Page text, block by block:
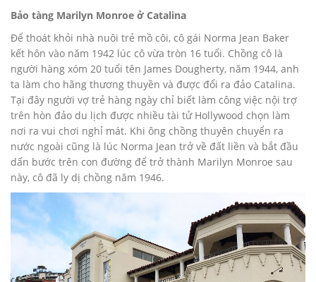
Bảo tàng Marilyn Monroe ở Catalina
Ðể thoát khỏi nhà nuôi trẻ mồ côi, cô gái Norma Jean Baker
kết hôn vào năm 1942 lúc cô vừa tròn 16 tuổi. Chồng cô là
người hàng xóm 20 tuổi tên James Dougherty, năm 1944, anh
ta làm cho hãng thương thuyền và được đổi ra đảo Catalina.
Tại đây người vợ trẻ hàng ngày chỉ biết làm công việc nội trợ
trên hòn đảo du lịch được nhiều tài tử Hollywood chọn làm
nơi ra vui chơi nghỉ mát. Khi ông chồng thuyên chuyển ra
nước ngoài cũng là lúc Norma Jean trở về đất liền và bắt đầu
dấn bước trên con đường để trở thành Marilyn Monroe sau
này, cô đã ly dị chồng năm 1946.